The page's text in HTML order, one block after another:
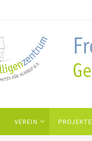
VEREIN PROJEKTE